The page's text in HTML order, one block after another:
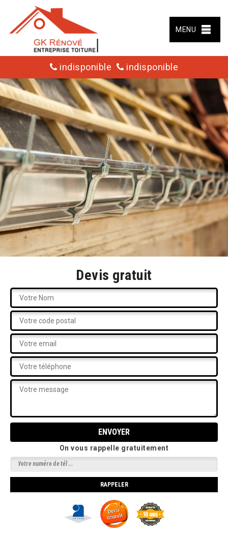
MENU
indisponible indisponible
Devis gratuit
On vous rappelle gratuitement